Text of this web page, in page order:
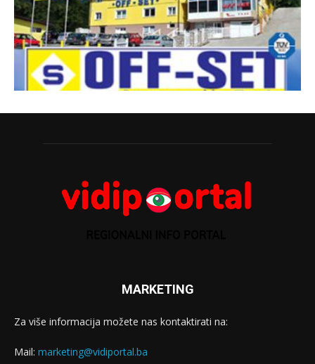
MARKETING
Za više informacija možete nas kontaktirati na:
Mail: marketing@vidiportal.ba